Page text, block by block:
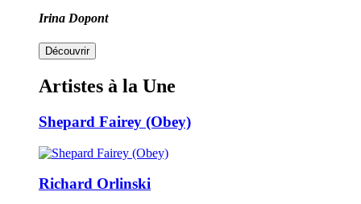
Irina Dopont
Découvrir
Artistes à la Une
Shepard Fairey (Obey)
Richard Orlinski